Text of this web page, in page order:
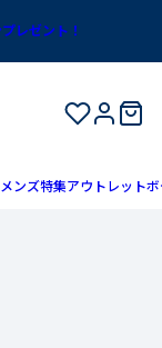
レゼント！
メンズ特集アウトレットボ